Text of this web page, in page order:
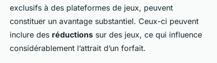
exclusifs à des plateformes de jeux, peuvent
constituer un avantage substantiel. Ceux-ci peuvent
inclure des réductions sur des jeux, ce qui influence
considérablement l’attrait d’un forfait.